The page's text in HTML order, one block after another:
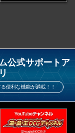
公式サポートア
便利な機能が満載！！